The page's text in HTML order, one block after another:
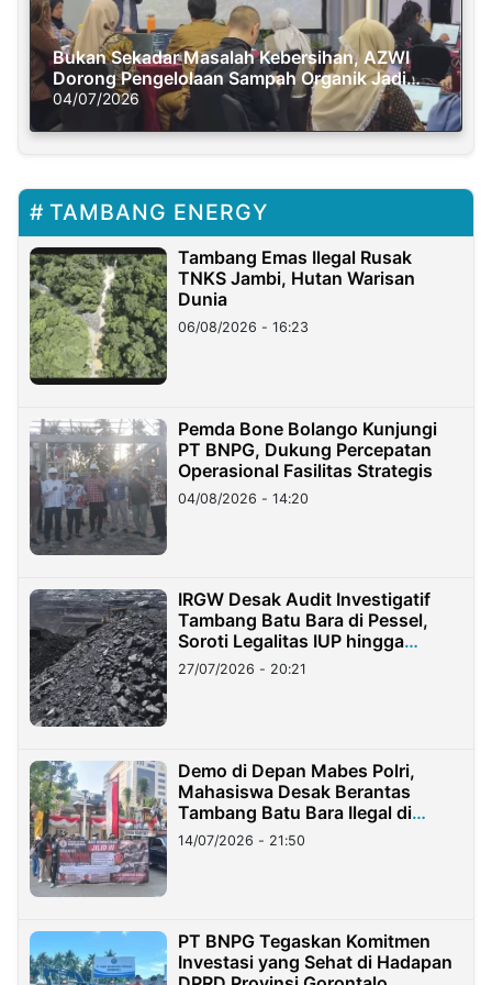
Bukan Sekadar Masalah Kebersihan, AZWI
Dorong Pengelolaan Sampah Organik Jadi
Solusi Krisis Iklim
04/07/2026
TAMBANG ENERGY
Tambang Emas Ilegal Rusak
TNKS Jambi, Hutan Warisan
Dunia
06/08/2026 - 16:23
Pemda Bone Bolango Kunjungi
PT BNPG, Dukung Percepatan
Operasional Fasilitas Strategis
04/08/2026 - 14:20
IRGW Desak Audit Investigatif
Tambang Batu Bara di Pessel,
Soroti Legalitas IUP hingga
Stockpile
27/07/2026 - 20:21
Demo di Depan Mabes Polri,
Mahasiswa Desak Berantas
Tambang Batu Bara Ilegal di
Lampung
14/07/2026 - 21:50
PT BNPG Tegaskan Komitmen
Investasi yang Sehat di Hadapan